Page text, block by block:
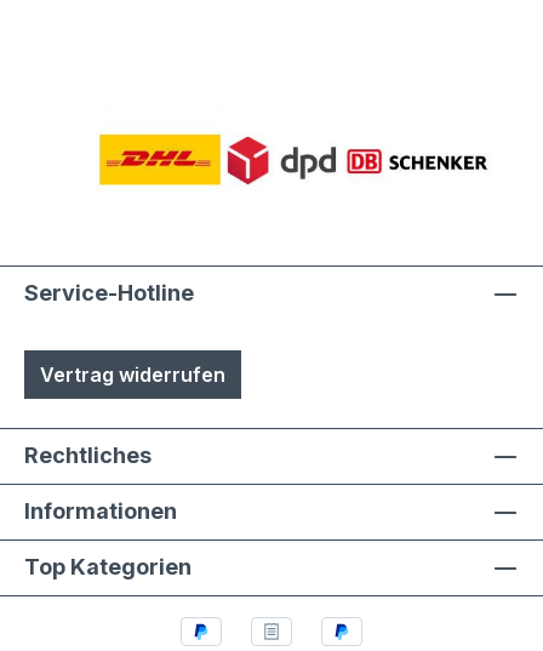
Service-Hotline
Vertrag widerrufen
Rechtliches
Informationen
Top Kategorien